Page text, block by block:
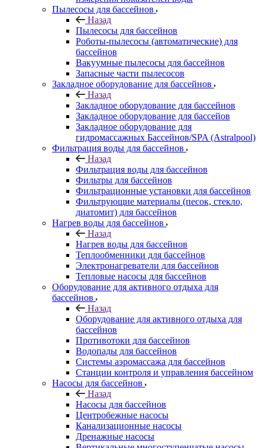
Пылесосы для бассейнов
Назад
Пылесосы для бассейнов
Роботы-пылесосы (автоматические) для
бассейнов
Вакуумные пылесосы для бассейнов
Запасные части пылесосов
Закладное оборудование для бассейнов
Назад
Закладное оборудование для бассейнов
Закладное оборудование для бассейов
Закладное оборудование для
гидромассажных Бассейнов/SPA (Astralpool)
Фильтрация воды для бассейнов
Назад
Фильтрация воды для бассейнов
Фильтры для бассейнов
Фильтрационные установки для бассейнов
Фильтрующие материалы (песок, стекло,
диатомит) для бассейнов
Нагрев воды для бассейнов
Назад
Нагрев воды для бассейнов
Теплообменники для бассейнов
Электронагреватели для бассейнов
Тепловые насосы для бассейнов
Оборудование для активного отдыха для
бассейнов
Назад
Оборудование для активного отдыха для
бассейнов
Противотоки для бассейнов
Водопады для бассейнов
Системы аэромассажа для бассейнов
Станции контроля и управления бассейном
Насосы для бассейнов
Назад
Насосы для бассейнов
Центробежные насосы
Канализационные насосы
Дренажные насосы